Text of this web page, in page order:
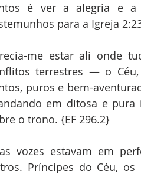
é ver a alegria e
para a Igreja
me estar ali onde
terrestres — o
puros e bem-
em ditosa e pura
o trono. {EF 296.2}
vozes estavam em
Príncipes do Céu,